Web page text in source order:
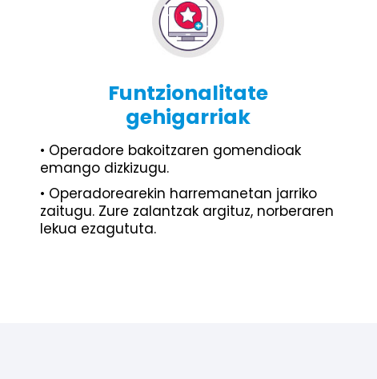
Funtzionalitate
gehigarriak
• Operadore bakoitzaren gomendioak
emango dizkizugu.
• Operadorearekin harremanetan jarriko
zaitugu. Zure zalantzak argituz, norberaren
lekua ezagututa.